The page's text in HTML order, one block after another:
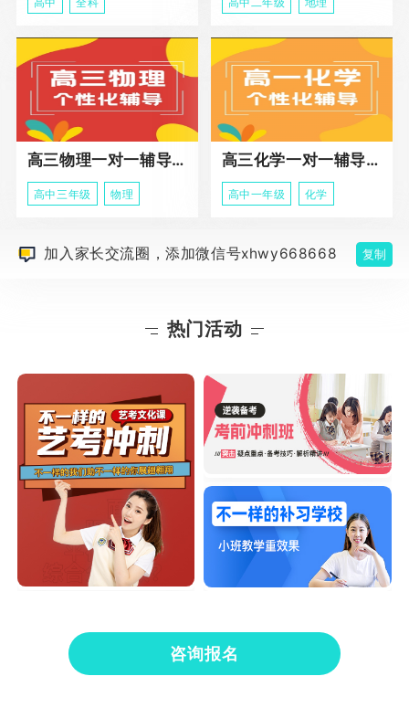
高三物理一对一辅导课程
高中三年级 物理
高三化学一对一辅导课程
高中一年级 化学
加入家长交流圈，添加微信号xhwy668668 复制
热门活动
咨询报名